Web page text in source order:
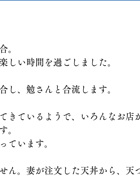
のこと
。
しい時間を過ごしました。
し、勉さんと合流します。
きているようで、いろんなお店
。
ています。
ん。妻が注文した天丼から、天